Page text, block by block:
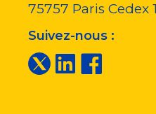
75757 Paris Cedex
Suivez-nous :